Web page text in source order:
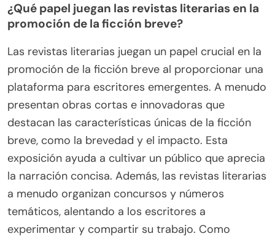
¿Qué papel juegan las revistas literarias en la
promoción de la ficción breve?
Las revistas literarias juegan un papel crucial en la
promoción de la ficción breve al proporcionar una
plataforma para escritores emergentes. A menudo
presentan obras cortas e innovadoras que
destacan las características únicas de la ficción
breve, como la brevedad y el impacto. Esta
exposición ayuda a cultivar un público que aprecia
la narración concisa. Además, las revistas literarias
a menudo organizan concursos y números
temáticos, alentando a los escritores a
experimentar y compartir su trabajo. Como